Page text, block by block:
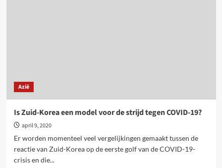
Azië
Is Zuid-Korea een model voor de strijd tegen COVID-19?
april 9, 2020
Er worden momenteel veel vergelijkingen gemaakt tussen de
reactie van Zuid-Korea op de eerste golf van de COVID-19-
crisis en die...